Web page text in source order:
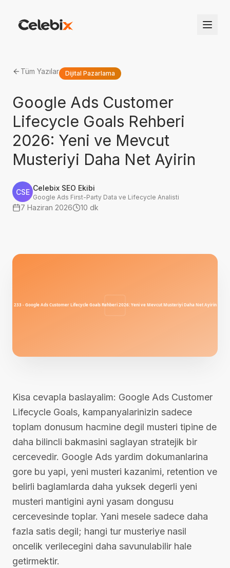
Tüm Yazılar Dijital Pazarlama
Google Ads Customer
Lifecycle Goals Rehberi
2026: Yeni ve Mevcut
Musteriyi Daha Net Ayirin
CSE Celebix SEO Ekibi
Google Ads First-Party Data ve Lifecycle Analisti
7 Haziran 2026 10 dk
Kisa cevapla baslayalim: Google Ads Customer
Lifecycle Goals, kampanyalarinizin sadece
toplam donusum hacmine degil musteri tipine de
daha bilincli bakmasini saglayan stratejik bir
cercevedir. Google Ads yardim dokumanlarina
gore bu yapi, yeni musteri kazanimi, retention ve
belirli baglamlarda daha yuksek degerli yeni
musteri mantigini ayni yasam dongusu
cercevesinde toplar. Yani mesele sadece daha
fazla satis degil; hangi tur musteriye nasil
oncelik verilecegini daha savunulabilir hale
getirmektir.